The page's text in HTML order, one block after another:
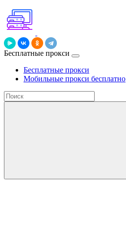
Бесплатные прокси
Бесплатные прокси
Мобильные прокси бесплатно